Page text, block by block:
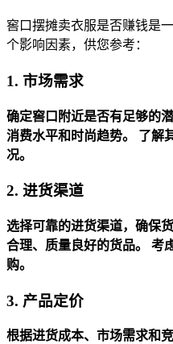
窖口摆摊卖衣服是否赚钱是
个影响因素，供您参考：
1. 市场需求
确定窖口附近是否有足够的潜
消费水平和时尚趋势。
了解
况。
2. 进货渠道
选择可靠的进货渠道，确保
合理、质量良好的货品。
考
购。
3. 产品定价
根据进货成本、市场需求和